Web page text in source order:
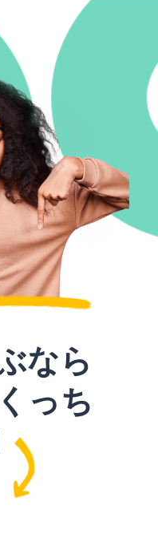
なら
っち